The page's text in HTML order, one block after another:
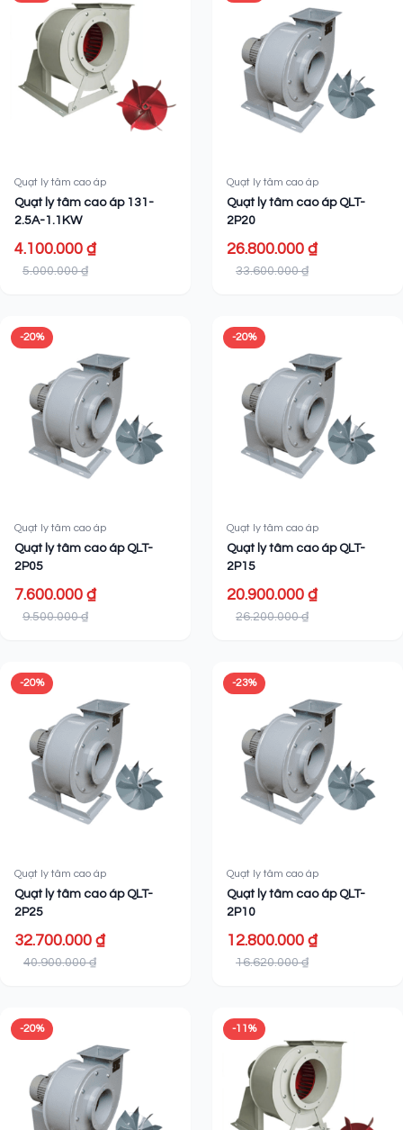
Quạt ly tâm cao áp
Quạt ly tâm cao áp 131-
2.5A-1.1KW
4.100.000 ₫
5.000.000 ₫
Quạt ly tâm cao áp
Quạt ly tâm cao áp QLT-
2P20
26.800.000 ₫
33.600.000 ₫
-20%
Quạt ly tâm cao áp
Quạt ly tâm cao áp QLT-
2P05
7.600.000 ₫
9.500.000 ₫
-20%
Quạt ly tâm cao áp
Quạt ly tâm cao áp QLT-
2P15
20.900.000 ₫
26.200.000 ₫
-20%
Quạt ly tâm cao áp
Quạt ly tâm cao áp QLT-
2P25
32.700.000 ₫
40.900.000 ₫
-23%
Quạt ly tâm cao áp
Quạt ly tâm cao áp QLT-
2P10
12.800.000 ₫
16.620.000 ₫
-20% -11%